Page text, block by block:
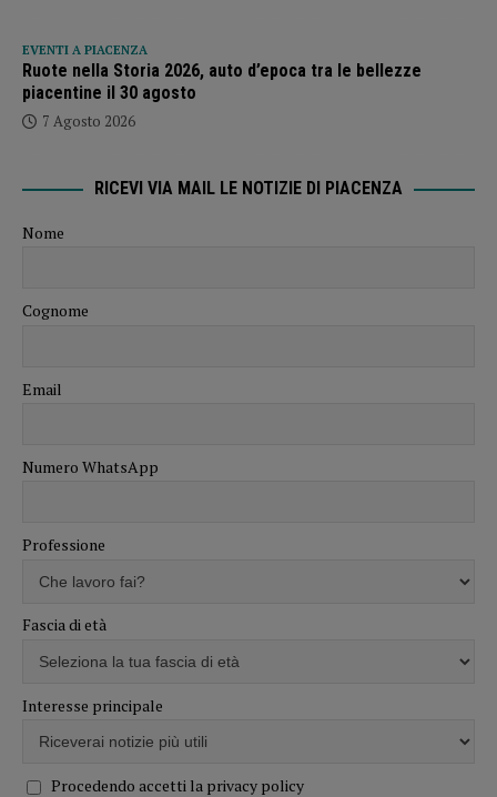
EVENTI A PIACENZA
Ruote nella Storia 2026, auto d’epoca tra le bellezze
piacentine il 30 agosto
7 Agosto 2026
RICEVI VIA MAIL LE NOTIZIE DI PIACENZA
Nome
Cognome
Email
Numero WhatsApp
Professione
Fascia di età
Interesse principale
Procedendo accetti la privacy policy